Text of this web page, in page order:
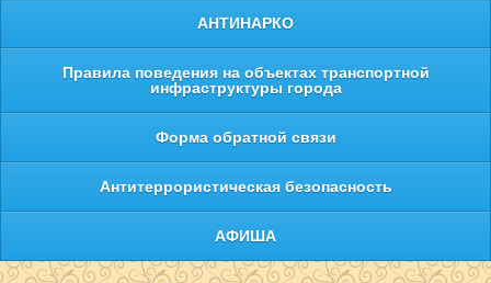
АНТИНАРКО
Правила поведения на объектах транспортной
инфраструктуры города
Форма обратной связи
Антитеррористическая безопасность
АФИША